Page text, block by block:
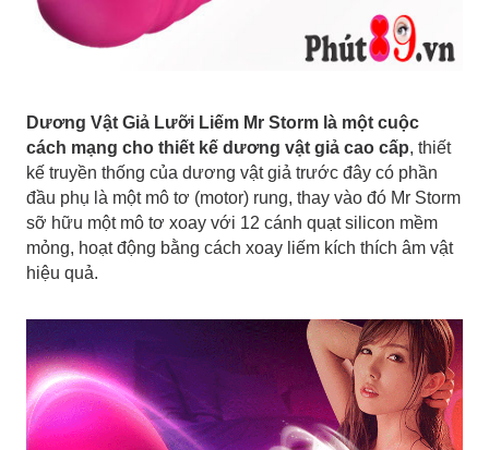
Dương Vật Giả Lưỡi Liếm Mr Storm là một cuộc
cách mạng cho thiết kế dương vật giả cao cấp, thiết
kế truyền thống của dương vật giả trước đây có phần
đầu phụ là một mô tơ (motor) rung, thay vào đó Mr Storm
sỡ hữu một mô tơ xoay với 12 cánh quạt silicon mềm
mỏng, hoạt động bằng cách xoay liếm kích thích âm vật
hiệu quả.